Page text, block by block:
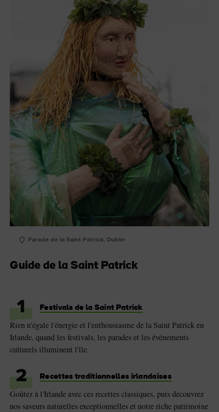
Parade de la Saint Patrick, Dublin
Guide de la Saint Patrick
1 Festivals de la Saint Patrick
Rien n'égale l'énergie et l'enthousiasme de la Saint Patrick en
Irlande, quand les festivals, les parades et les événements
culturels illuminent l'île.
2 Recettes traditionnelles irlandaises
Goûtez à l'Irlande avec ces recettes classiques, puis découvrez
nos saveurs naturelles exceptionnelles et notre riche patrimoine